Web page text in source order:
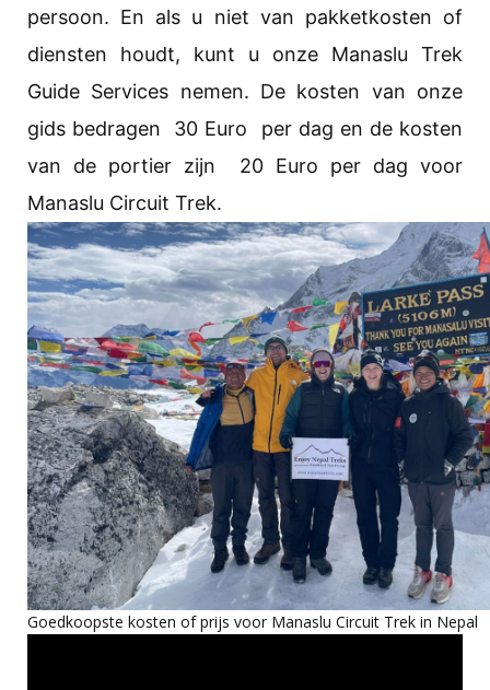
persoon. En als u niet van pakketkosten of
diensten houdt, kunt u onze Manaslu Trek
Guide Services nemen. De kosten van onze
gids bedragen 30 Euro per dag en de kosten
van de portier zijn 20 Euro per dag voor
Manaslu Circuit Trek.
Goedkoopste kosten of prijs voor Manaslu Circuit Trek in Nepal